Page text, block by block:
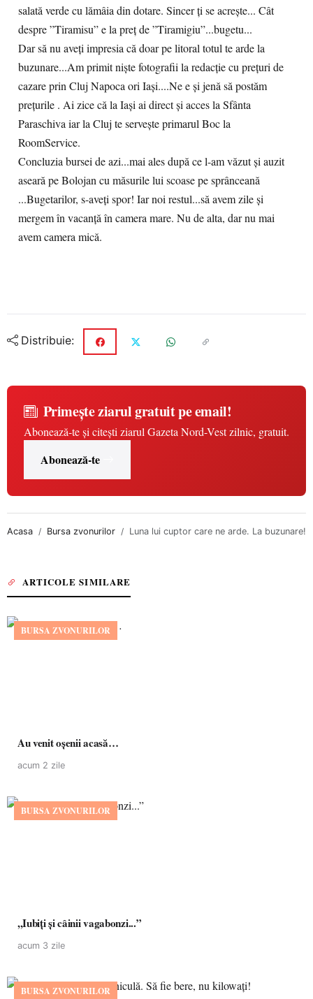
salată verde cu lămâia din dotare. Sincer ți se acrește... Cât
despre ”Tiramisu” e la preț de ”Tiramigiu”...bugetu...
Dar să nu aveți impresia că doar pe litoral totul te arde la
buzunare...Am primit niște fotografii la redacție cu prețuri de
cazare prin Cluj Napoca ori Iași....Ne e și jenă să postăm
prețurile . Ai zice că la Iași ai direct și acces la Sfânta
Paraschiva iar la Cluj te servește primarul Boc la
RoomService.
Concluzia bursei de azi...mai ales după ce l-am văzut și auzit
aseară pe Bolojan cu măsurile lui scoase pe sprânceană
...Bugetarilor, s-aveți spor! Iar noi restul...să avem zile și
mergem în vacanță în camera mare. Nu de alta, dar nu mai
avem camera mică.
Distribuie:
Primește ziarul gratuit pe email!
Abonează-te și citești ziarul Gazeta Nord-Vest zilnic, gratuit.
Abonează-te
Acasa Bursa zvonurilor Luna lui cuptor care ne arde. La buzunare!
ARTICOLE SIMILARE
BURSA ZVONURILOR
Au venit oșenii acasă…
acum 2 zile
BURSA ZVONURILOR
,,Iubiți și câinii vagabonzi...”
acum 3 zile
BURSA ZVONURILOR